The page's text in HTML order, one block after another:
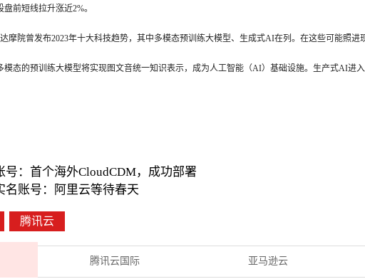
前短线拉升涨近2%。
摩院曾发布2023年十大科技趋势，其中多模态预训练大模型、生成式AI在列。在这些可能照进
模态的预训练大模型将实现图文音统一知识表示，成为人工智能（AI）基础设施。生产式AI进
号：首个海外CloudCDM，成功部署
名账号：阿里云等待春天
腾讯云
腾讯云国际 亚马逊云